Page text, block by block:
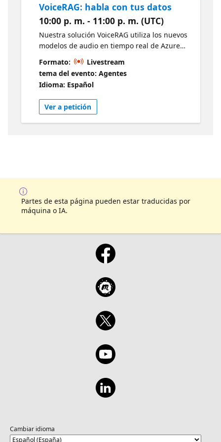
VoiceRAG: habla con tus datos
10:00 p. m. - 11:00 p. m. (UTC)
Nuestra solución VoiceRAG utiliza los nuevos
modelos de audio en tiempo real de Azure
OpenAI para crear una experiencia en la que
los usuarios pueden interactuar con sus
datos en tiempo real. En esta sesión,
analizaremos la arquitectura: un frontend en
JavaScript que emplea websockets para
enviar y recibir audio en vivo, y un backend
en Python que usa llamadas a funciones el
comercio electrónico, educación y soporte al
Formato:
Livestream
tema del evento: Agentes
Idioma: Español
Ver a petición
Partes de esta página pueden estar traducidas por
máquina o IA.
Cambiar idioma